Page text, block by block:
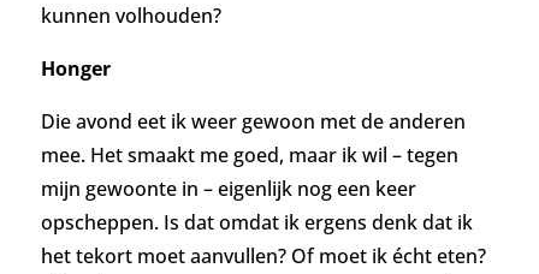
kunnen volhouden?
Honger
Die avond eet ik weer gewoon met de anderen
mee. Het smaakt me goed, maar ik wil – tegen
mijn gewoonte in – eigenlijk nog een keer
opscheppen. Is dat omdat ik ergens denk dat ik
het tekort moet aanvullen? Of moet ik écht eten?